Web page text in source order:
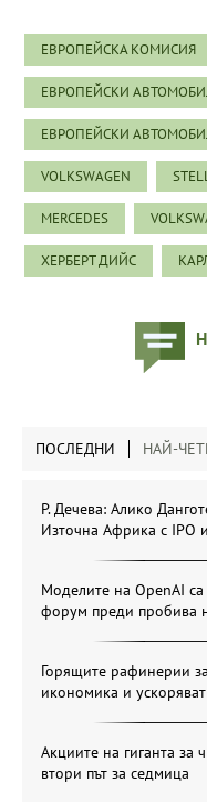
ЕВРОПЕЙСКА КОМИСИЯ
ЕВРОПЕЙСКИ
ЕВРОПЕЙСКИ
VOLKSWAGEN
MERCEDES
ХЕРБЕРТ ДИЙС
ПОСЛЕДНИ НАЙ-
Р. Дечева: Алико
Източна Африка с IPO
Моделите на OpenAI са
форум преди пробива
Горящите рафинерии
икономика и
Акциите на гиганта за
втори път за седмица